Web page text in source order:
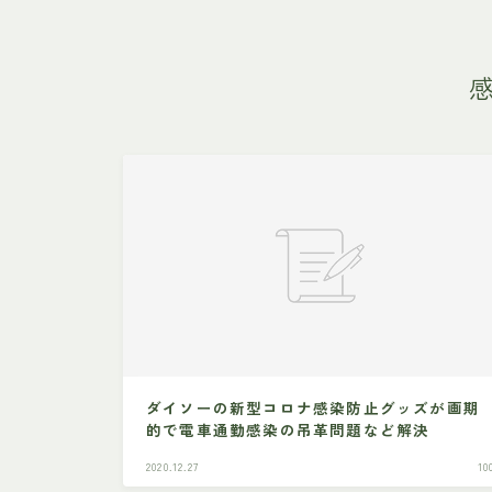
ダイソーの新型コロナ感染防止グッズが画期
的で電車通勤感染の吊革問題など解決
2020.12.27